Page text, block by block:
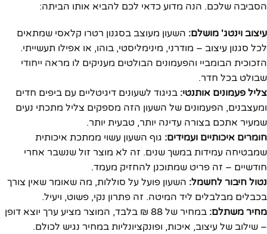
הסביבה שלכם. הנה מדוע כדאי לכם להביא אותו הביתה:
עיצוב וינטג' מושלם: השעון מעוצב בסגנון רטרו קלאסי שמתאים
לכל סגנון עיצוב – מודרני, מינימליסטי, בוהו, או אפילו תעשייתי.
הזכוכית הבומביי והפעמונים הבולטים מעניקים לו מראה ייחודי
שבולט בכל חדר.
צליל פעמונים אותנטי: בניגוד לשעונים דיגיטליים עם ביפים חדים
ומעצבנים, הפעמונים של השעון הזה מספקים צליל מתכתי נעים
שמעיר אתכם בצורה עדינה יותר, טבעית יותר.
חומרים איכותיים ועמידים: גוף השעון עשוי ממתכת איכותית
שמבטיחה עמידות במשך שנים. זה לא מוצר זול שנשבר אחרי
חודשיים – זה פריט שמתוכנן להחזיק מעמד.
נטול חיבור לחשמל: השעון פועל על סוללות, מה שאומר שאין צורך
בכבלים מבלבלים ליד המיטה. זה פתרון נקי, פשוט, ויעיל.
מחיר משתלם:
במחיר של 88 ₪ בלבד, המוצר מציע ערך יוצא דופן
– שילוב של עיצוב, איכות, ופונקציונליות במחיר נגיש לכולם.